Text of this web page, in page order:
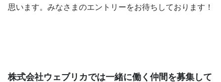
思います。みなさまのエントリーをお待ちしております！
株式会社ウェブリカでは一緒に働く仲間を募集して